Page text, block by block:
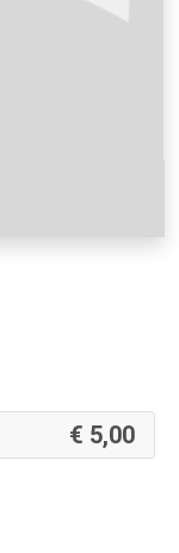
5,00